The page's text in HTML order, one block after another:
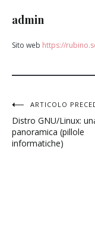
admin
Sito web https://
articoli
ARTICOLO
Distro GNU/Linux:
panoramica (pillole
informatiche)